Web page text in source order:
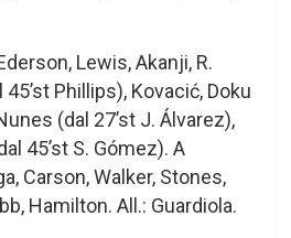
Lewis, Akanji, R.
45’st Phillips), Kovacić, Doku
(dal 27’st J. Álvarez),
45’st S. Gómez). A
Carson, Walker, Stones,
Hamilton. All.: Guardiola.